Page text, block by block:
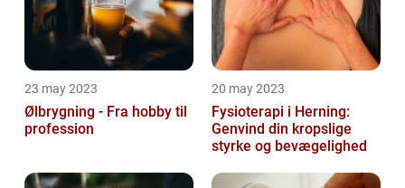
23 may 2023
Ølbrygning - Fra hobby til
profession
20 may 2023
Fysioterapi i Herning:
Genvind din kropslige
styrke og bevægelighed